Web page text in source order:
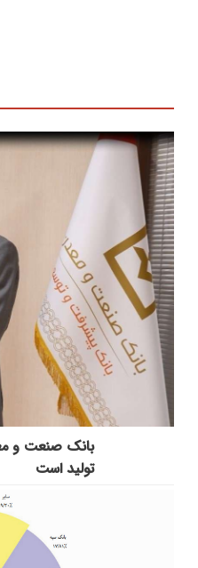
بانك صنعت و
تولید است